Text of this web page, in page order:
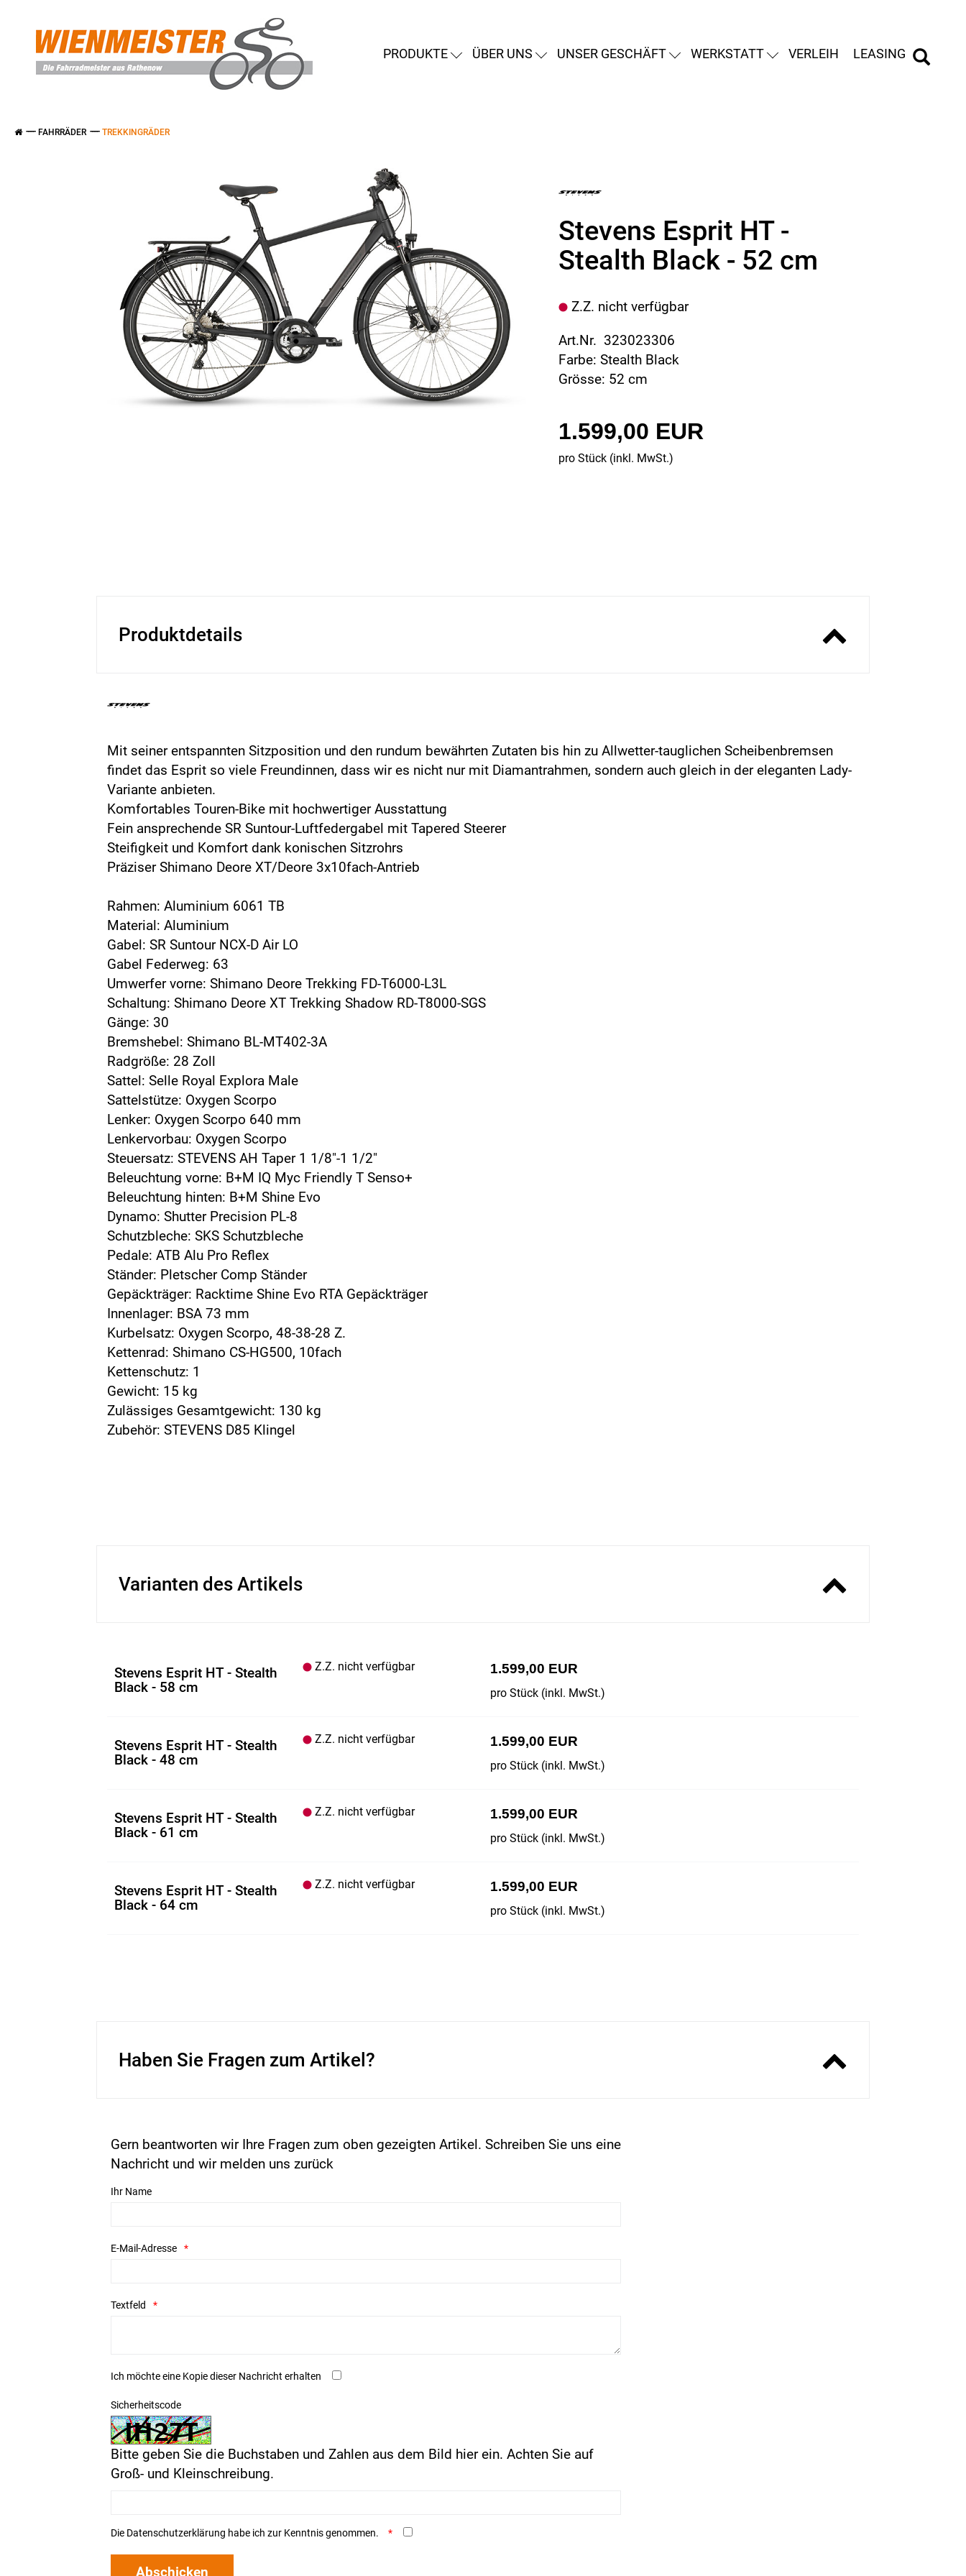
PRODUKTE ÜBER UNS UNSER GESCHÄFT WERKSTATT VERLEIH LEASING
FAHRRÄDER TREKKINGRÄDER
Stevens Esprit HT -
Stealth Black - 52 cm
Z.Z. nicht verfügbar
Art.Nr. 323023306
Farbe: Stealth Black
Grösse: 52 cm
1.599,00 EUR
pro Stück (inkl. MwSt.)
Produktdetails
Mit seiner entspannten Sitzposition und den rundum bewährten Zutaten bis hin zu Allwetter-tauglichen Scheibenbremsen
findet das Esprit so viele Freundinnen, dass wir es nicht nur mit Diamantrahmen, sondern auch gleich in der eleganten Lady-
Variante anbieten.
Komfortables Touren-Bike mit hochwertiger Ausstattung
Fein ansprechende SR Suntour-Luftfedergabel mit Tapered Steerer
Steifigkeit und Komfort dank konischen Sitzrohrs
Präziser Shimano Deore XT/Deore 3x10fach-Antrieb
Rahmen: Aluminium 6061 TB
Material: Aluminium
Gabel: SR Suntour NCX-D Air LO
Gabel Federweg: 63
Umwerfer vorne: Shimano Deore Trekking FD-T6000-L3L
Schaltung: Shimano Deore XT Trekking Shadow RD-T8000-SGS
Gänge: 30
Bremshebel: Shimano BL-MT402-3A
Radgröße: 28 Zoll
Sattel: Selle Royal Explora Male
Sattelstütze: Oxygen Scorpo
Lenker: Oxygen Scorpo 640 mm
Lenkervorbau: Oxygen Scorpo
Steuersatz: STEVENS AH Taper 1 1/8"-1 1/2"
Beleuchtung vorne: B+M IQ Myc Friendly T Senso+
Beleuchtung hinten: B+M Shine Evo
Dynamo: Shutter Precision PL-8
Schutzbleche: SKS Schutzbleche
Pedale: ATB Alu Pro Reflex
Ständer: Pletscher Comp Ständer
Gepäckträger: Racktime Shine Evo RTA Gepäckträger
Innenlager: BSA 73 mm
Kurbelsatz: Oxygen Scorpo, 48-38-28 Z.
Kettenrad: Shimano CS-HG500, 10fach
Kettenschutz: 1
Gewicht: 15 kg
Zulässiges Gesamtgewicht: 130 kg
Zubehör: STEVENS D85 Klingel
Varianten des Artikels
Stevens Esprit HT - Stealth
Black - 58 cm
Z.Z. nicht verfügbar 1.599,00 EUR
pro Stück (inkl. MwSt.)
Stevens Esprit HT - Stealth
Black - 48 cm
Z.Z. nicht verfügbar 1.599,00 EUR
pro Stück (inkl. MwSt.)
Stevens Esprit HT - Stealth
Black - 61 cm
Z.Z. nicht verfügbar 1.599,00 EUR
pro Stück (inkl. MwSt.)
Stevens Esprit HT - Stealth
Black - 64 cm
Z.Z. nicht verfügbar 1.599,00 EUR
pro Stück (inkl. MwSt.)
Haben Sie Fragen zum Artikel?
Gern beantworten wir Ihre Fragen zum oben gezeigten Artikel. Schreiben Sie uns eine
Nachricht und wir melden uns zurück
Ihr Name
E-Mail-Adresse
Textfeld
Ich möchte eine Kopie dieser Nachricht erhalten
Sicherheitscode
Bitte geben Sie die Buchstaben und Zahlen aus dem Bild hier ein. Achten Sie auf
Groß- und Kleinschreibung.
Die Datenschutzerklärung habe ich zur Kenntnis genommen.
Abschicken